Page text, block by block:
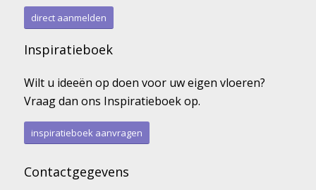
direct aanmelden
Inspiratieboek
Wilt u ideeën op doen voor uw eigen vloeren?
Vraag dan ons Inspiratieboek op.
inspiratieboek aanvragen
Contactgegevens